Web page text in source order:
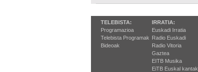
TELEBISTA:
Programazioa
Telebista Programak
Bideoak
IRRATIA:
Euskadi Irratia
Radio Euskadi
Radio Vitoria
Gaztea
EITB Musika
EiTB Euskal kantak